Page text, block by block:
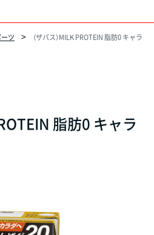
ツ
（ザバス）MILK PROTEIN 脂肪0 キャラ
脂肪0 キャラ